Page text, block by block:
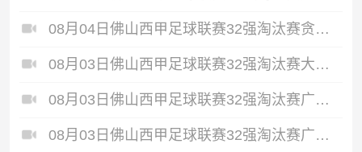
08月04日佛山西甲足球联赛32强淘汰赛贪玩游戏VS美的薪火全场录像
08月03日佛山西甲足球联赛32强淘汰赛大塘控股VS茂名市点都得全场录像
08月03日佛山西甲足球联赛32强淘汰赛广东客家青年VS广州英华思力U17全场录像
08月03日佛山西甲足球联赛32强淘汰赛广东凤铝VS湛江八部科技全场录像